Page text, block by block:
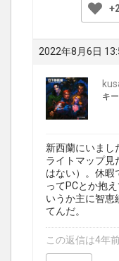
2022年8月6日
キ
新西蘭にいまし
ライトマップ見
はない）。休暇
ってPCとか抱
いうか主に智恵
てんだ。
この返信は4年